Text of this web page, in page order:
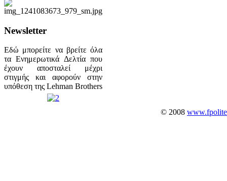
Newsletter
Εδώ μπορείτε να βρείτε όλα
τα Ενημερωτικά Δελτία που
έχουν αποσταλεί μέχρι
στιγμής και αφορούν στην
υπόθεση της Lehman Brothers
© 2008